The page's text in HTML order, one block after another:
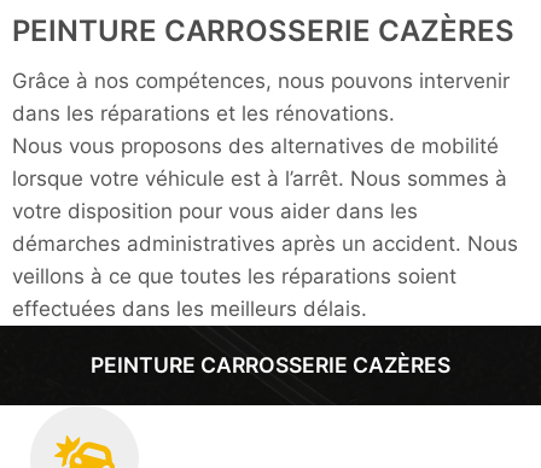
PEINTURE CARROSSERIE CAZÈRES
Grâce à nos compétences, nous pouvons intervenir
dans les réparations et les rénovations.
Nous vous proposons des alternatives de mobilité
lorsque votre véhicule est à l’arrêt. Nous sommes à
votre disposition pour vous aider dans les
démarches administratives après un accident. Nous
veillons à ce que toutes les réparations soient
effectuées dans les meilleurs délais.
PEINTURE CARROSSERIE CAZÈRES